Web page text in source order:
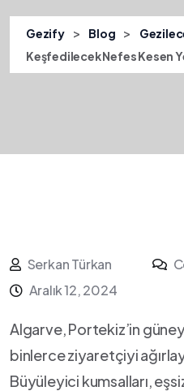
Gezify > Blog >
Keşfedilecek Nefes Kesen
Serkan Türkan
Aralık 12, 2024
Algarve, Portekiz’in
binlerce ⁤ziyaretçiyi⁢
Büyüleyici kumsalları,